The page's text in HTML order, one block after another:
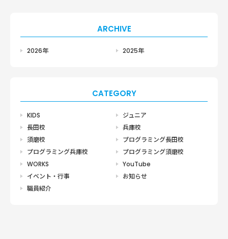
ARCHIVE
2026年 2025年
CATEGORY
KIDS
ジュニア
長田校
兵庫校
須磨校
プログラミング長田校
プログラミング兵庫校
プログラミング須磨校
WORKS
YouTube
イベント・行事
お知らせ
職員紹介